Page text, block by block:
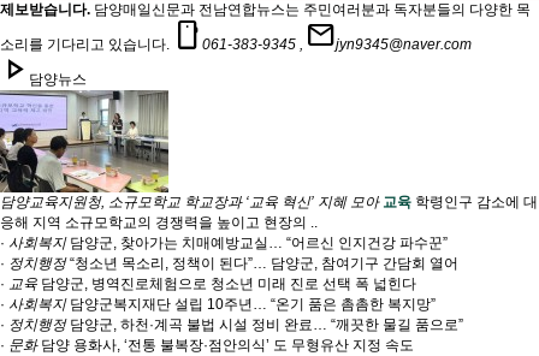
제보받습니다. 담양매일신문과 전남연합뉴스는 주민여러분과 독자분들의 다양한 목
소리를 기다리고 있습니다. smartphone 061-383-9345 , mailjyn9345@naver.com
play_arrow 담양뉴스
담양교육지원청, 소규모학교 학교장과 ‘교육 혁신’ 지혜 모아 교육 학령인구 감소에 대
응해 지역 소규모학교의 경쟁력을 높이고 현장의 ..
· 사회복지담양군, 찾아가는 치매예방교실… “어르신 인지건강 파수꾼”
· 정치행정“청소년 목소리, 정책이 된다”… 담양군, 참여기구 간담회 열어
· 교육 담양군, 병역진로체험으로 청소년 미래 진로 선택 폭 넓힌다
· 사회복지담양군복지재단 설립 10주년… “온기 품은 촘촘한 복지망”
· 정치행정담양군, 하천·계곡 불법 시설 정비 완료… “깨끗한 물길 품으로”
· 문화담양 용화사, ‘전통 불복장·점안의식’ 도 무형유산 지정 속도